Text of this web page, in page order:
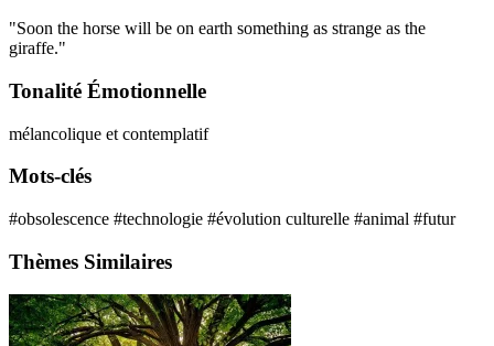
"Soon the horse will be on earth something as strange as the
giraffe."
Tonalité Émotionnelle
mélancolique et contemplatif
Mots-clés
#obsolescence #technologie #évolution culturelle #animal #futur
Thèmes Similaires